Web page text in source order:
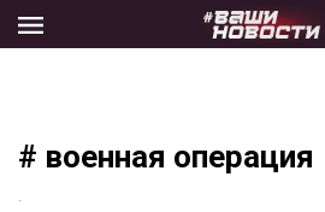
the
# военная операция